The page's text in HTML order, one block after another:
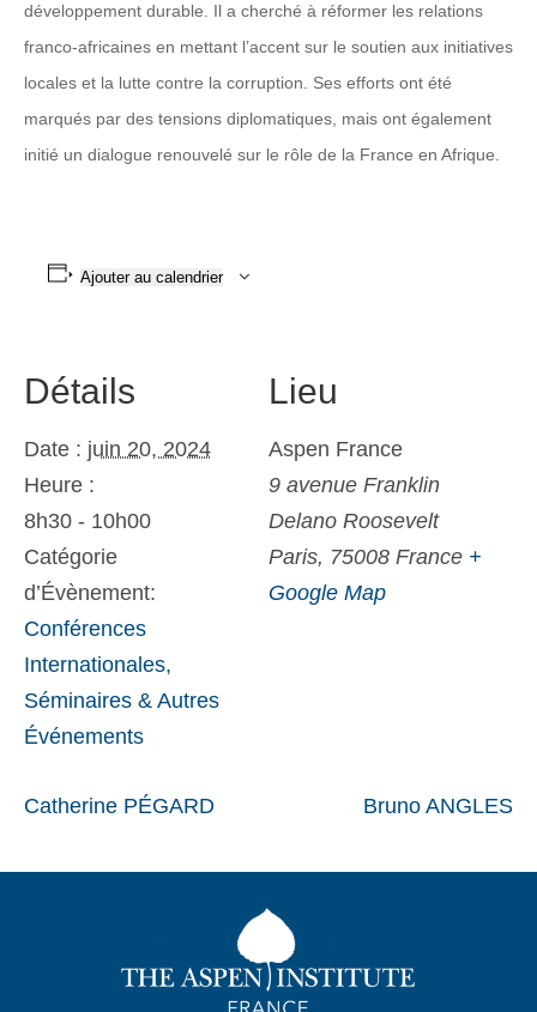
développement durable. Il a cherché à réformer les relations
franco-africaines en mettant l’accent sur le soutien aux initiatives
locales et la lutte contre la corruption. Ses efforts ont été
marqués par des tensions diplomatiques, mais ont également
initié un dialogue renouvelé sur le rôle de la France en Afrique.
Ajouter au calendrier
Détails
Date : juin 20, 2024
Heure :
8h30 - 10h00
Catégorie
d’Évènement:
Conférences
Internationales,
Séminaires & Autres
Événements
Lieu
Aspen France
9 avenue Franklin
Delano Roosevelt
Paris, 75008 France +
Google Map
Catherine PÉGARD Bruno ANGLES